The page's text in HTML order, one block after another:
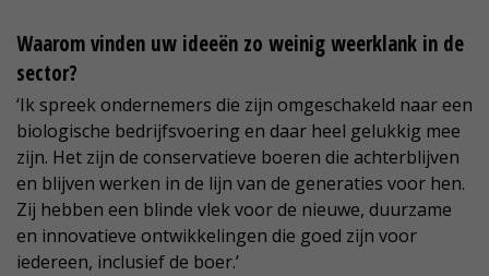
Waarom vinden uw ideeën zo weinig weerklank in de
sector?
‘Ik spreek ondernemers die zijn omgeschakeld naar een
biologische bedrijfsvoering en daar heel gelukkig mee
zijn. Het zijn de conservatieve boeren die achterblijven
en blijven werken in de lijn van de generaties voor hen.
Zij hebben een blinde vlek voor de nieuwe, duurzame
en innovatieve ontwikkelingen die goed zijn voor
iedereen, inclusief de boer.’